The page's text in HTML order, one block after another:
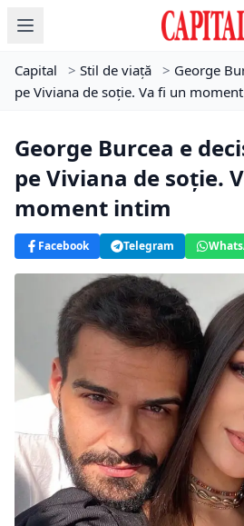
Capital > Stil de viață > George
pe Viviana de soție. Va fi un
George Burcea e
pe Viviana de soție.
moment intim
Facebook Telegram